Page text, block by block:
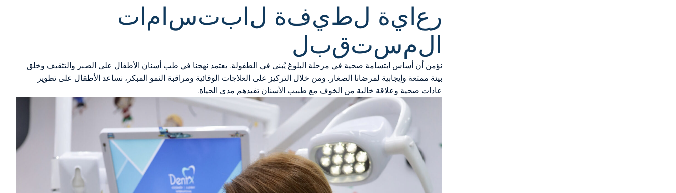
ر عاية لطيفة لابتسامات
المستقبل
نؤمن أن أساس ابتسامة صحية في مرحلة البلوغ يُبنى في الطفولة. يعتمد نهجنا في طب أسنان الأطفال على الصبر والتثقيف وخلق
بيئة ممتعة وإيجابية لمرضانا الصغار. ومن خلال التركيز على العلاجات الوقائية ومراقبة النمو المبكر، نساعد الأطفال على تطوير
عادات صحية وعلاقة خالية من الخوف مع طبيب الأسنان تفيدهم مدى الحياة.